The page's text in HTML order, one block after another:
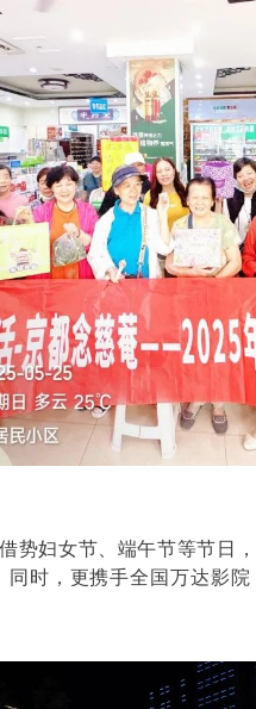
势妇女节、端午节等节日
同时，更携手全国万达影